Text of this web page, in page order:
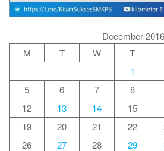
December 2016
M
T W T
1
5
6 7 8
12
13 14 15
19
20 21 22
26
27 28 29